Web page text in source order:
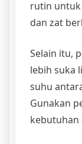
rutin
dan zat
Selain itu,
lebih suka
suhu
Gunakan
kebutuhan